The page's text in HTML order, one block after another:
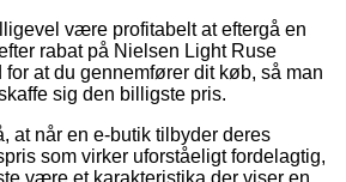
være profitabelt at eftergå en
rabat på Nielsen Light Ruse
at du gennemfører dit køb, så man
sig den billigste pris.
at når en e-butik tilbyder deres
som virker uforståeligt fordelagtig,
være et karakteristika der viser en